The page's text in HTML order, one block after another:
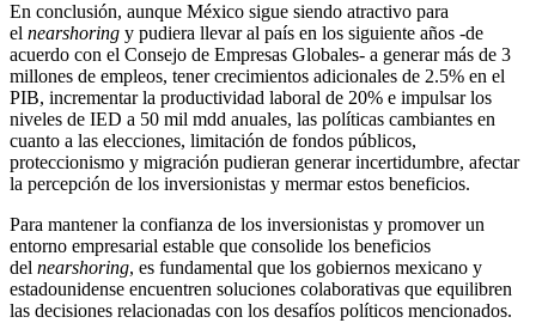
En conclusión, aunque México sigue siendo atractivo para
el nearshoring y pudiera llevar al país en los siguiente años -de
acuerdo con el Consejo de Empresas Globales- a generar más de 3
millones de empleos, tener crecimientos adicionales de 2.5% en el
PIB, incrementar la productividad laboral de 20% e impulsar los
niveles de IED a 50 mil mdd anuales, las políticas cambiantes en
cuanto a las elecciones, limitación de fondos públicos,
proteccionismo y migración pudieran generar incertidumbre, afectar
la percepción de los inversionistas y mermar estos beneficios.
Para mantener la confianza de los inversionistas y promover un
entorno empresarial estable que consolide los beneficios
del nearshoring, es fundamental que los gobiernos mexicano y
estadounidense encuentren soluciones colaborativas que equilibren
las decisiones relacionadas con los desafíos políticos mencionados.